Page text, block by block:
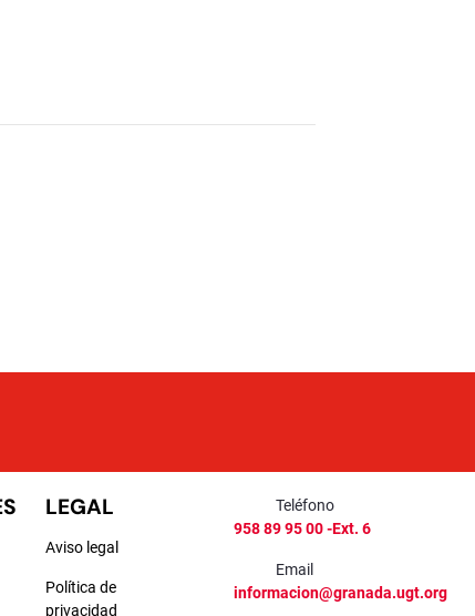
LEGAL
Aviso legal
Política de
privacidad
Teléfono
958 89 95 00 -Ext. 6
Email
informacion@granada.ugt.org